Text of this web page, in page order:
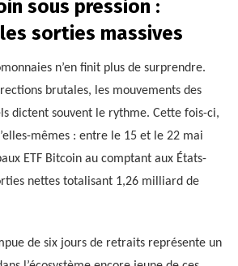
sous pression :
sorties massives
n’en finit plus de surprendre.
brutales, les mouvements des
dictent souvent le rythme. Cette fois-ci,
mêmes : entre le 15 et le 22 mai
ETF Bitcoin au comptant aux États-
nettes totalisant 1,26 milliard de
de six jours de retraits représente un